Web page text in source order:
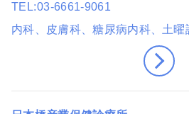
TEL 03-6661-9061
内科、皮膚科、糖尿病内科、土曜